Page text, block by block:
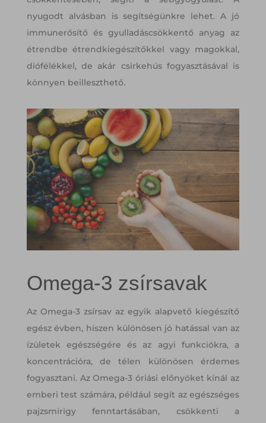
nyugodt alvásban is segítségünkre lehet. A jó
immunerősítő és gyulladáscsökkentő anyag az
étrendbe étrendkiegészítőkkel vagy magokkal,
diófélékkel, de akár csirkehús fogyasztásával is
könnyen beilleszthető.
Omega-3 zsírsavak
Az Omega-3 zsírsav az egyik alapvető kiegészítő
egész évben, hiszen különösen jó hatással van az
ízületek egészségére és az agyi funkciókra, a
koncentrációra, de télen különösen érdemes
fogyasztani. Az Omega-3 óriási előnyöket kínál az
emberi test számára, például segít az egészséges
pajzsmirigy fenntartásában, csökkenti a